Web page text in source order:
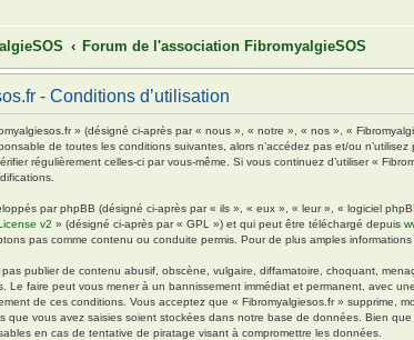
Forum de l'association FibromyalgieSOS
- Conditions d’utilisation
» (désigné ci-après par « nous », « notre », « nos », «
de toutes les conditions suivantes, alors n’accédez pas et/ou
régulièrement celles-ci par vous-même. Si vous continuez d’utiliser «
par phpBB (désigné ci-après par « ils », « eux », « leur », « logiciel
v2 » (désigné ci-après par « GPL ») et qui peut être téléchargé depuis
pas comme contenu ou conduite permis. Pour de plus amples
publier de contenu abusif, obscène, vulgaire, diffamatoire, choquant,
Le faire peut vous mener à un bannissement immédiat et permanent, avec
de ces conditions. Vous acceptez que « Fibromyalgiesos.fr » supprime,
que vous avez saisies soient stockées dans notre base de données. Bien
en cas de tentative de piratage visant à compromettre les données.